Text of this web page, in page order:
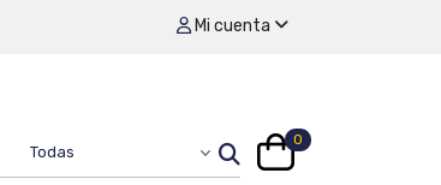
Mi cuenta
0